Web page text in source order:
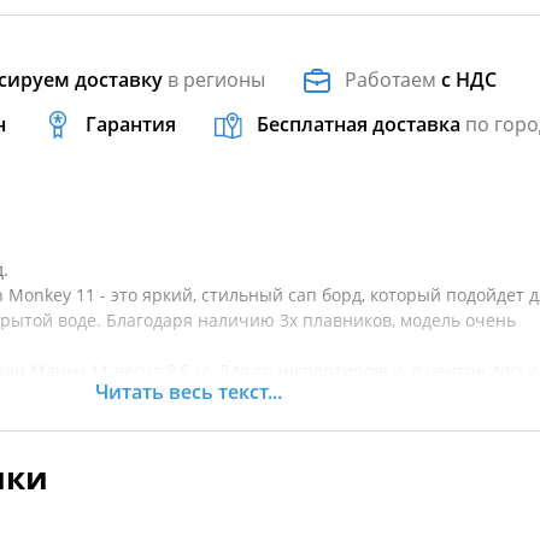
доставку в регионы Работаемс НДС
Гарантия Бесплатная доставка по
Monkey 11 - это яркий, стильный сап борд, который подойдет
воде. Благодаря наличию 3х плавников, модель очень
форма доски позволяет набирать хорошую скорость.
долговечными.
Читать весь текст...